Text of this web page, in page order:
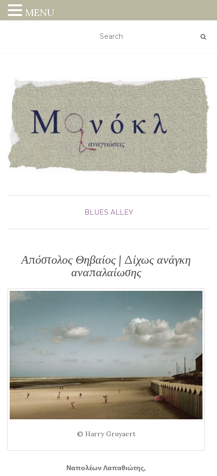
BLUES ALLEY
Απόστολος Θηβαίος | Δίχως ανάγκη
αναπαλαίωσης
© Harry Gruyaert
Ναπολέων Λαπαθιώτης,
MENU